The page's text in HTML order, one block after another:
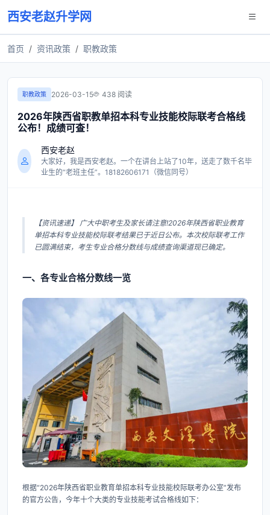
西安老赵升学网
首页 资讯政策 职教政策
职教政策 2026-03-15 438 阅读
2026年陕西省职教单招本科专业技能校际联考合格线
公布！成绩可查！
西安老赵
大家好，我是西安老赵。一个在讲台上站了10年，送走了数千名毕
业生的“老班主任”。18182606171（微信同号）
【资讯速递】​ 广大中职考生及家长请注意!2026年陕西省职业教育
单招本科专业技能校际联考结果已于近日公布。本次校际联考工作
已圆满结束，考生专业合格分数线与成绩查询渠道现已确定。
一、各专业合格分数线一览
根据“2026年陕西省职业教育单招本科专业技能校际联考办公室”发布
的官方公告，今年十个大类的专业技能考试合格线如下：